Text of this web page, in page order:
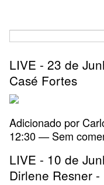
LIVE - 23 de
Casé Fortes
Adicionado por
12:30 — Sem
LIVE - 10 de
Dirlene Resner